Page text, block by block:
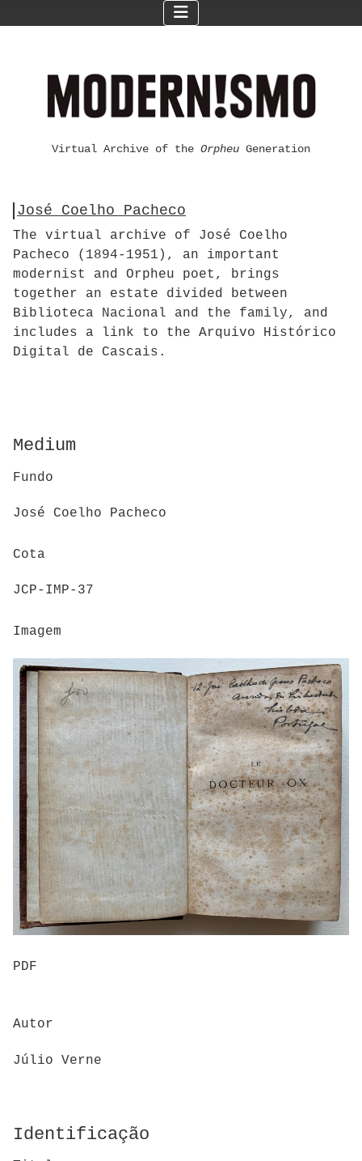
Virtual Archive of the Orpheu Generation
José Coelho Pacheco
The virtual archive of José Coelho
Pacheco (1894-1951), an important
modernist and Orpheu poet, brings
together an estate divided between
Biblioteca Nacional and the family, and
includes a link to the Arquivo Histórico
Digital de Cascais.
Medium
Fundo
José Coelho Pacheco
Cota
JCP-IMP-37
Imagem
PDF
Autor
Júlio Verne
Identificação